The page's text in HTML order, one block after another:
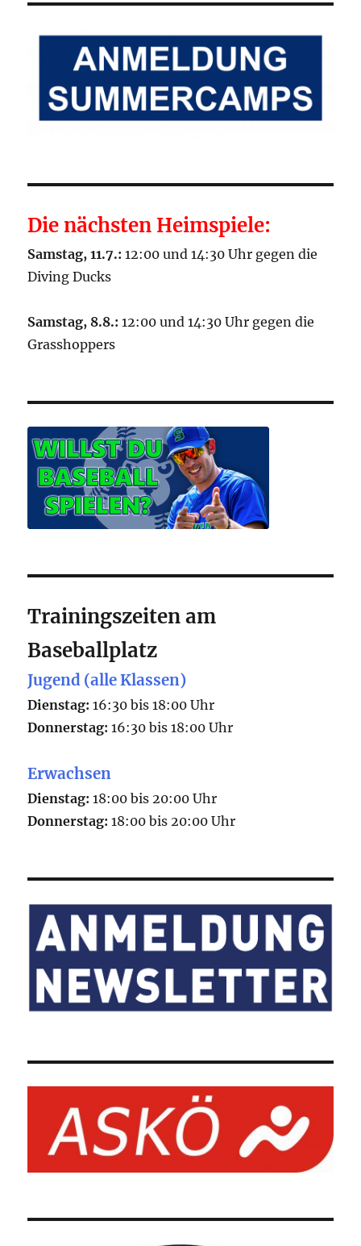
Die nächsten Heimspiele:
Samstag, 11.7.: 12:00 und 14:30 Uhr gegen die
Diving Ducks
Samstag, 8.8.: 12:00 und 14:30 Uhr gegen die
Grasshoppers
Trainingszeiten am
Baseballplatz
Jugend (alle Klassen)
Dienstag: 16:30 bis 18:00 Uhr
Donnerstag: 16:30 bis 18:00 Uhr
Erwachsen
Dienstag: 18:00 bis 20:00 Uhr
Donnerstag: 18:00 bis 20:00 Uhr